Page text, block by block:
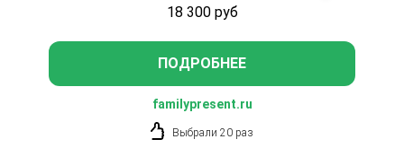
18 300 руб
ПОДРОБНЕЕ
familypresent.ru
Выбрали 20 раз